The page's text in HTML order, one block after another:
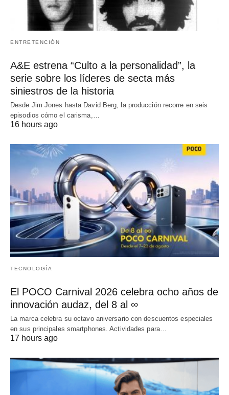
ENTRETENCIÓN
A&E estrena “Culto a la personalidad”, la
serie sobre los líderes de secta más
siniestros de la historia
Desde Jim Jones hasta David Berg, la producción recorre en seis
episodios cómo el carisma,…
16 hours ago
TECNOLOGÍA
El POCO Carnival 2026 celebra ocho años de
innovación audaz, del 8 al ∞
La marca celebra su octavo aniversario con descuentos especiales
en sus principales smartphones. Actividades para…
17 hours ago